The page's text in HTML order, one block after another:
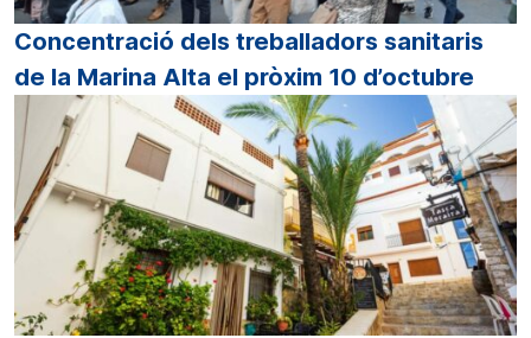
Concentració dels treballadors sanitaris
de la Marina Alta el pròxim 10 d’octubre